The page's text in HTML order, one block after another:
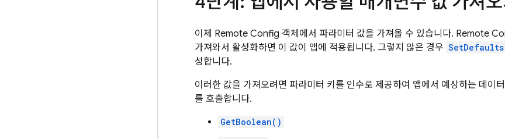
이제 Remote Config 객체에서 파라미터 값을 가져올 수 있습니다. Remote
가져와서 활성화하면 이 값이 앱에 적용됩니다. 그렇지 않은 경우
성합니다.
이러한 값을 가져오려면 파라미터 키를 인수로 제공하여 앱에서 예상하는 데이
를 호출합니다.
GetBoolean()